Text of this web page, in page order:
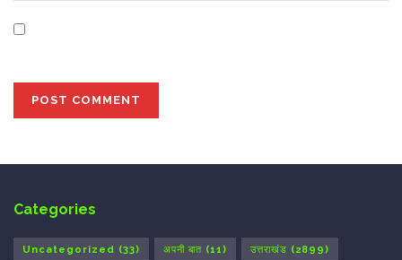
Categories
Uncategorized (33) अपनी बात (11) उत्तराखंड (2899)